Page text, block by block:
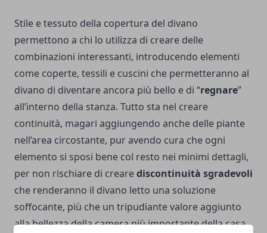
Stile e tessuto della copertura del divano
permettono a chi lo utilizza di creare delle
combinazioni interessanti, introducendo elementi
come coperte, tessili e cuscini che permetteranno al
divano di diventare ancora più bello e di “regnare”
all’interno della stanza. Tutto sta nel creare
continuità, magari aggiungendo anche delle piante
nell’area circostante, pur avendo cura che ogni
elemento si sposi bene col resto nei minimi dettagli,
per non rischiare di crearediscontinuità sgradevoli
che renderanno il divano letto una soluzione
soffocante, più che un tripudiante valore aggiunto
alla bellezza della camera più importante della casa.